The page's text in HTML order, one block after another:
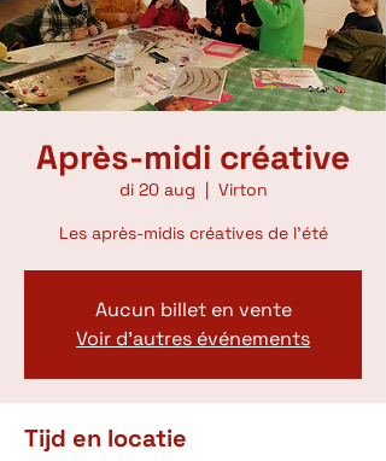
Après-midi créative
di 20 aug
  |
Virton
Les après-midis créatives de l'été
Aucun billet en vente
Voir d'autres événements
Tijd en locatie